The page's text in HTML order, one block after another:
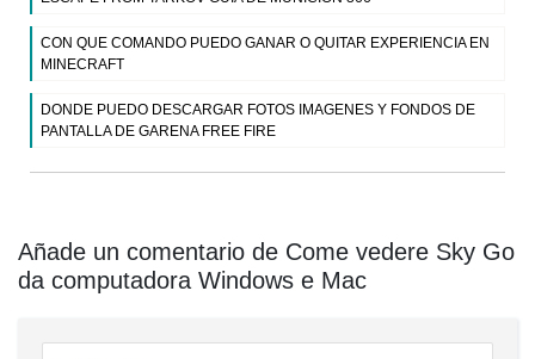
CON QUE COMANDO PUEDO GANAR O QUITAR EXPERIENCIA EN
MINECRAFT
DONDE PUEDO DESCARGAR FOTOS IMAGENES Y FONDOS DE
PANTALLA DE GARENA FREE FIRE
Añade un comentario de Come vedere Sky Go
da computadora Windows e Mac